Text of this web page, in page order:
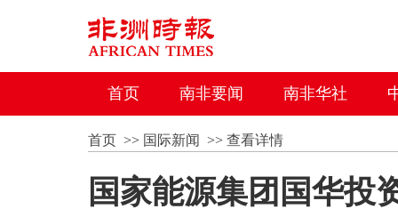
首页 南非要闻 南非华社
首页>> 国际新闻 >> 查看详情
国家能源集团国华投